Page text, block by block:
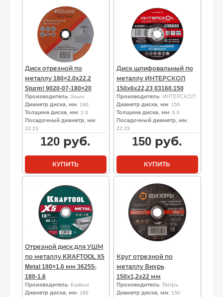
Диск отрезной по
металлу 180×2.0x22.2
Sturm! 9020-07-180×20
Производитель: Sturm
Диаметр диска, мм: 180
Толщина диска, мм: 2.0
Посадочный диаметр, мм:
22.23
120 руб.
КУПИТЬ
Диск шлифовальный по
металлу ИНТЕРСКОЛ
150х6х22,23 03160.150
Производитель: ИНТЕРСКОЛ
Диаметр диска, мм: 150
Толщина диска, мм: 6.0
Посадочный диаметр, мм:
22.23
150 руб.
КУПИТЬ
Отрезной диск для УШМ
по металлу KRAFTOOL X5
Metal 180×1.6 мм 36255-
180-1.6
Производитель: Kraftool
Диаметр диска, мм: 180
Круг отрезной по
металлу Вихрь
150х1,2х22 мм
Производитель: Вихрь
Диаметр диска, мм: 150